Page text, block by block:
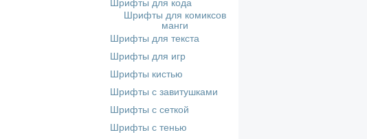
Шрифты для кода
Шрифты для комиксов
манги
Шрифты для текста
Шрифты для игр
Шрифты кистью
Шрифты с завитушками
Шрифты с сеткой
Шрифты с тенью